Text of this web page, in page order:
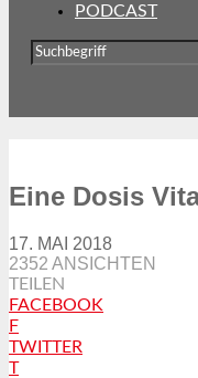
PODCAST
Eine Dosis
17. MAI 2018
2352 ANSICHTEN
TEILEN
FACEBOOK
F
TWITTER
T